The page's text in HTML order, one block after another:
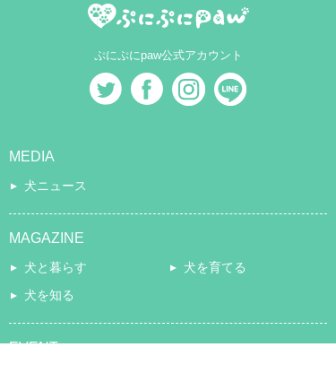
ぷにぷにpaw公式アカウント
MEDIA
犬ニュース
MAGAZINE
犬と暮らす
犬を育てる
犬を知る
EVENT